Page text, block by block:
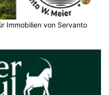
Immobilien von Servanto